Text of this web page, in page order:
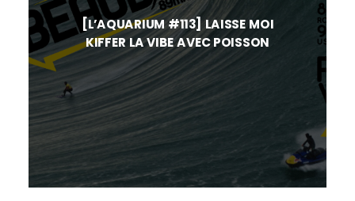
[L’AQUARIUM #113] LAISSE MOI
KIFFER LA VIBE AVEC POISSON